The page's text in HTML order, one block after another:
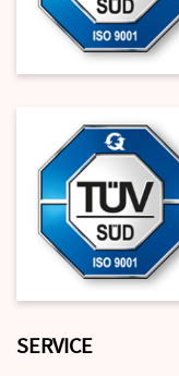
SERVICE